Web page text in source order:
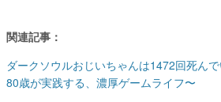
関連記事：
ダークソウルおじいちゃんは1472回死ん
80歳が実践する、濃厚ゲームライフ〜